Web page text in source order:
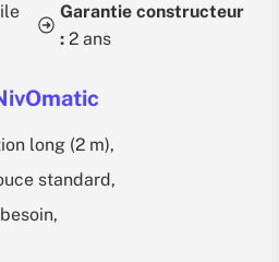
Garantie constructeur
: ‎2 ans
long (2 m),
standard,